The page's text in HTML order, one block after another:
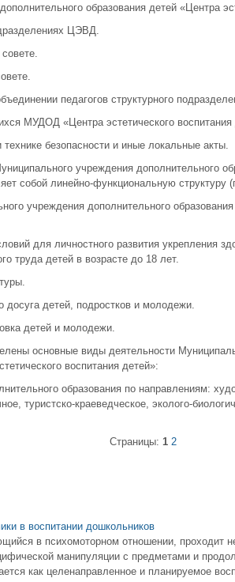
образования детей «Центра
ЦЭВД.
педагогов структурного
МУДОД «Центра эстетического
технике безопасности и иные локальные акты.
учреждения дополнительного
собой линейно-функциональную структуру
учреждения дополнительного
для личностного развития укрепления
труда детей в возрасте до 18 лет.
досуга детей, подростков и молодежи.
детей и молодежи.
основные виды деятельности
воспитания детей»:
образования по направлениям:
туристско-краеведческое, эколого-
Страницы: 1 2
в воспитании дошкольников
в психомоторном отношении, проходит
манипуляции с предметами и
как целенаправленное и планируемое